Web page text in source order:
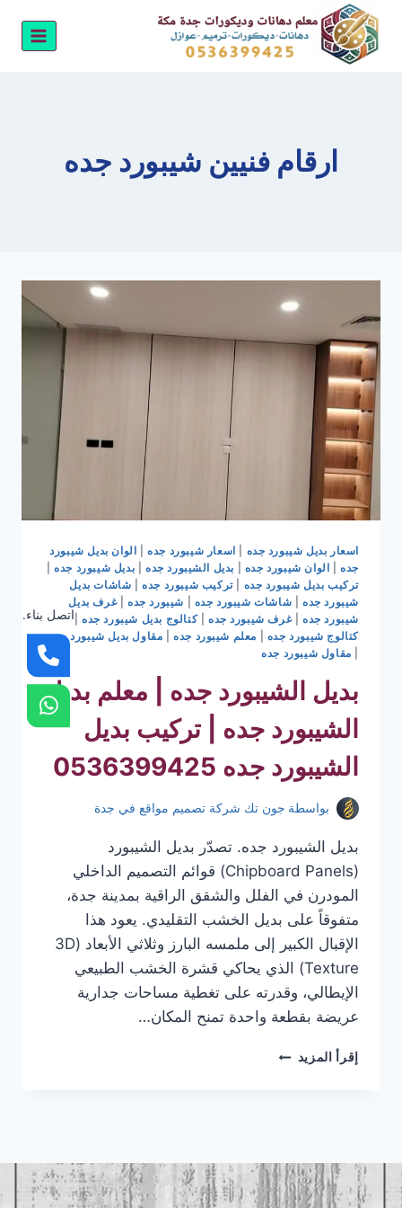
التجاوز
المحتوى
ارقام فنيين شيبورد جده
اسعار بديل شيبورد جده اسعار شيبورد جده| الوان بديل شيبورد
جده| الوان شيبورد جده بديل الشيبورد جده بديل شيبورد جده|
تركيب بديل شيبورد جده |تركيب شيبورد جده| شاشات بديل
شيبورد جده| شاشات شيبورد جده شيبورد جده |غرف بديل
شيبورد جده|غرف شيبورد جده |كتالوج بديل شيبورد جده|
كتالوج شيبورد جده
معلم شيبورد جده| مقاول بديل شيبورد جده
مقاول شيبورد جده
بديل الشيبورد جده | معلم بديل
الشيبورد جده | تركيب بديل
الشيبورد جده 0536399425
بواسطة جون تك شركة تصميم مواقع في جدة
بديل الشيبورد جده. تصدّر بديل الشيبورد
(Chipboard Panels) قوائم التصميم الداخلي
المودرن في الفلل والشقق الراقية بمدينة جدة،
متفوقاً على بديل الخشب التقليدي. يعود هذا
الإقبال الكبير إلى ملمسه البارز وثلاثي الأبعاد (3D
Texture) الذي يحاكي قشرة الخشب الطبيعي
الإيطالي، وقدرته على تغطية مساحات جدارية
عريضة بقطعة واحدة تمنح المكان…
إقرأ المزيد بديل
الشيبورد
جده
|
اتصل بناء.